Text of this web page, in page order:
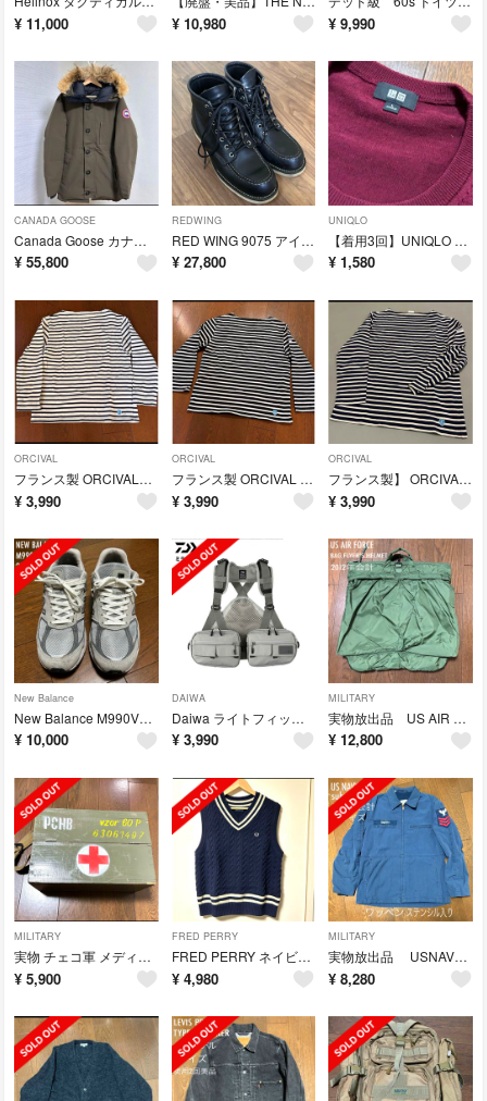
¥ 11,000 ¥ 10,980 ¥ 9,990
CANADA GOOSE
Canada Goose カナダグース ジャスパー オリーブ M 国内正規品
¥ 55,800
REDWING
RED WING 9075 アイリッシュセッター 茶芯 26cm USA製
¥ 27,800
UNIQLO
【着用3回】UNIQLO 100%ウール クルーネックニット ワイン L 秋冬
¥ 1,580
ORCIVAL
フランス製 ORCIVALオーシバル ボーダーカットソー エクリュ×ネイビー
¥ 3,990
ORCIVAL
フランス製 ORCIVAL オーシバル バスクボーダー ブラック×エキュー
¥ 3,990
ORCIVAL
フランス製】 ORCIVAL オーシバル バスクシャツ ネイビー× エクリュ
¥ 3,990
New Balance
New Balance M990V5 USA製26cm名作 履き心地重視の方へ
¥ 10,000
DAIWA
Daiwa ライトフィッシングベスト（DV-3522） 【使用3回背面汚れあり】
¥ 3,990
MILITARY
実物放出品 US AIR FORCE BAG,FLYER’ S HELMET
¥ 12,800
MILITARY
実物 チェコ軍 メディカルウッドボックス SMALL 木箱
¥ 5,900
FRED PERRY
FRED PERRY ネイビーアイボリー Vネックベスト M
¥ 4,980
MILITARY
実物放出品 USNAVY submarine jacket 44Lサイズ
¥ 8,280